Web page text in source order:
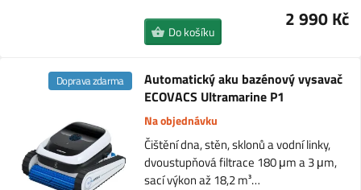
2 990 Kč
Do košíku
Automatický aku bazénový vysavač
ECOVACS Ultramarine P1
Doprava zdarma
Na objednávku
Čištění dna, stěn, sklonů a vodní linky,
dvoustupňová filtrace 180 μm a 3 μm,
sací výkon až 18,2 m³…